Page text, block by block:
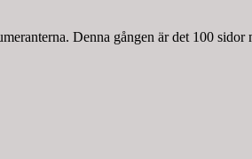
Denna gången är det 100